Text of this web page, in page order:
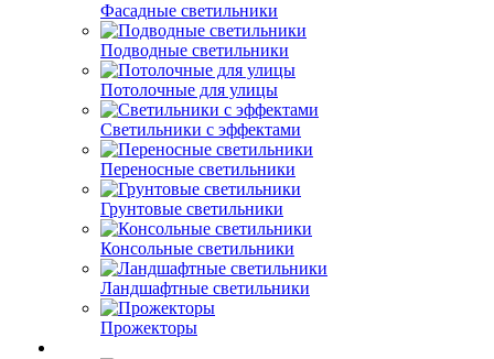
Фасадные светильники
Подводные светильники
Потолочные для улицы
Светильники с эффектами
Переносные светильники
Грунтовые светильники
Консольные светильники
Ландшафтные светильники
Прожекторы